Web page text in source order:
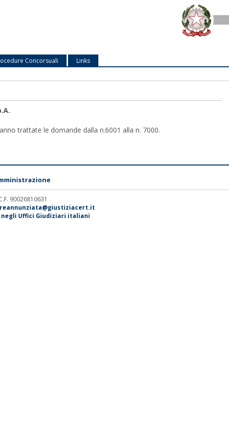
Concorsuali
Links
trattate le domande dalla n.6001 alla n. 7000.
90026810631
Uffici Giudiziari italiani